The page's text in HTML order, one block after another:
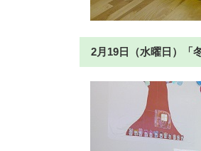
2月19日（水曜日）「